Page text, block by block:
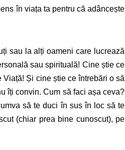
în viața ta pentru că adâncește
sau la alți oameni care lucrează
sau spirituală! Cine știe ce
Și cine știe ce întrebări o să
îți convin. Cum să faci așa ceva?
să te duci în sus în loc să te
(chiar prea bine cunoscut), pe